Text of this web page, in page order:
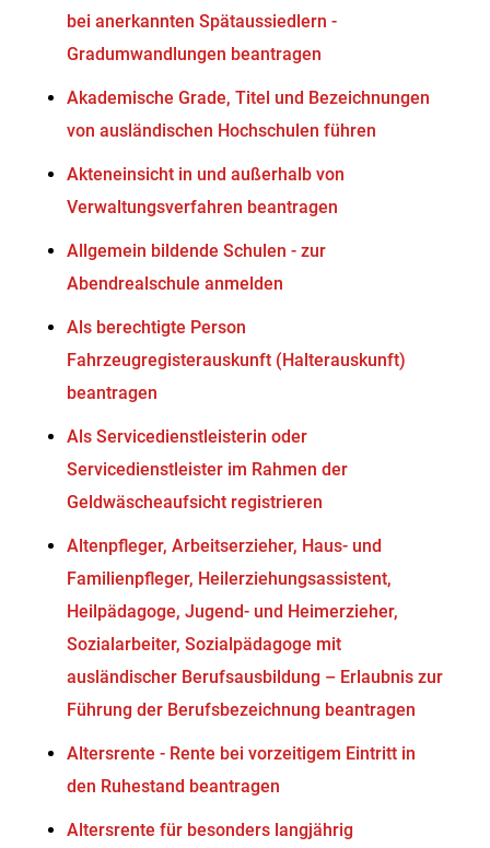
bei anerkannten Spätaussiedlern -
Gradumwandlungen beantragen
Akademische Grade, Titel und Bezeichnungen
von ausländischen Hochschulen führen
Akteneinsicht in und außerhalb von
Verwaltungsverfahren beantragen
Allgemein bildende Schulen - zur
Abendrealschule anmelden
Als berechtigte Person
Fahrzeugregisterauskunft (Halterauskunft)
beantragen
Als Servicedienstleisterin oder
Servicedienstleister im Rahmen der
Geldwäscheaufsicht registrieren
Altenpfleger, Arbeitserzieher, Haus- und
Familienpfleger, Heilerziehungsassistent,
Heilpädagoge, Jugend- und Heimerzieher,
Sozialarbeiter, Sozialpädagoge mit
ausländischer Berufsausbildung – Erlaubnis zur
Führung der Berufsbezeichnung beantragen
Altersrente - Rente bei vorzeitigem Eintritt in
den Ruhestand beantragen
Altersrente für besonders langjährig